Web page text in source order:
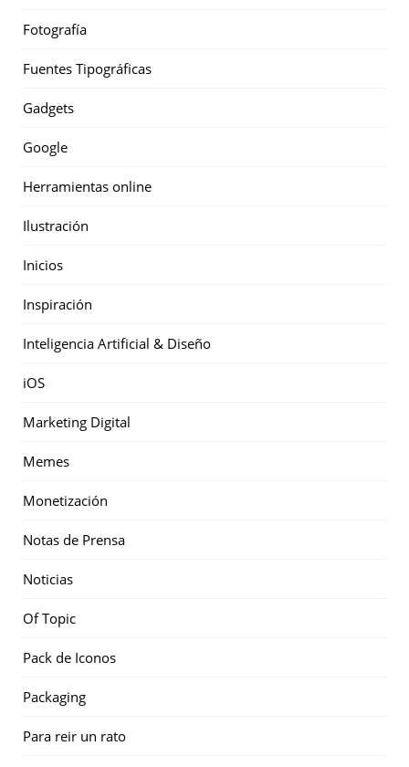
Fotografía
Fuentes Tipográficas
Gadgets
Google
Herramientas online
Ilustración
Inicios
Inspiración
Inteligencia Artificial & Diseño
iOS
Marketing Digital
Memes
Monetización
Notas de Prensa
Noticias
Of Topic
Pack de Iconos
Packaging
Para reir un rato